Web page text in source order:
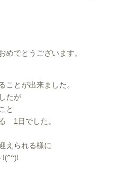
めでとうございます。
とが出来ました。
たが
と
1日でした。
えられる様に
!(^^)!